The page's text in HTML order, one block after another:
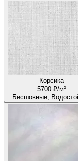
Корсика
5700 ₽/м²
Бесшовные,